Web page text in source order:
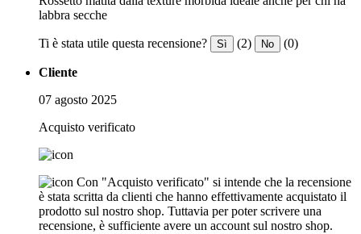
labbra secche
Ti è stata utile questa recensione? Sì (2) No (0)
Cliente
07 agosto 2025
Acquisto verificato
Con "Acquisto verificato" si intende che la recensione
è stata scritta da clienti che hanno effettivamente acquistato il
prodotto sul nostro shop. Tuttavia per poter scrivere una
recensione, è sufficiente avere un account sul nostro shop.